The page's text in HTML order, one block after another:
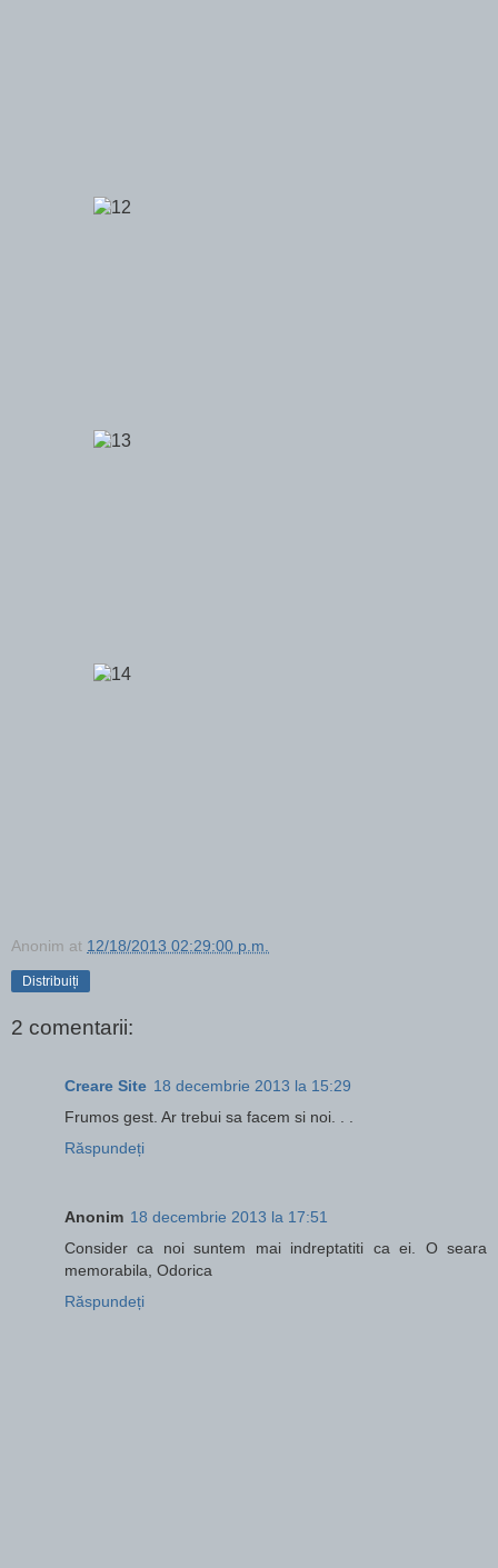
Anonim at 12/18/2013 02:29:00 p.m.
Distribuiți
2 comentarii:
Creare Site 18 decembrie 2013 la 15:29
Frumos gest. Ar trebui sa facem si noi. . .
Răspundeți
Anonim 18 decembrie 2013 la 17:51
Consider ca noi suntem mai indreptatiti ca ei. O seara
memorabila, Odorica
Răspundeți